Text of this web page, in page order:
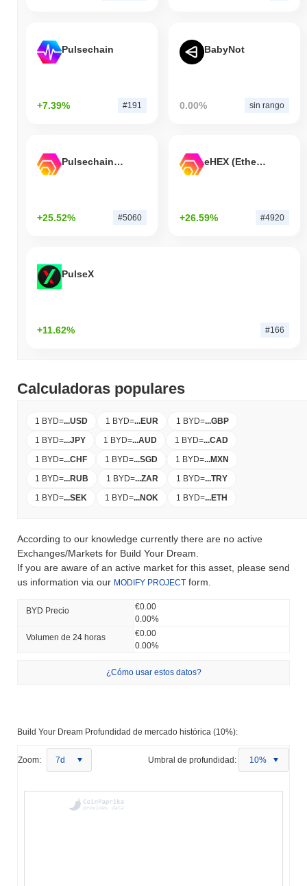
Pulsechain
+7.39% #191
BabyNot
0.00% sin rango
Pulsechain Bridged HEX (Pulsechain)
+25.52% #5060
eHEX (Ethereum)
+26.59% #4920
PulseX
+11.62% #166
Calculadoras populares
1 BYD=...USD 1 BYD=...EUR 1 BYD=...GBP
1 BYD=...JPY 1 BYD=...AUD 1 BYD=...CAD
1 BYD=...CHF 1 BYD=...SGD 1 BYD=...MXN
1 BYD=...RUB 1 BYD=...ZAR 1 BYD=...TRY
1 BYD=...SEK 1 BYD=...NOK 1 BYD=...ETH
According to our knowledge currently there are no active
Exchanges/Markets for Build Your Dream.
If you are aware of an active market for this asset, please send
us information via our MODIFY PROJECT form.
BYD Precio
€0.00
0.00%
Volumen de 24 horas
€0.00
0.00%
¿Cómo usar estos datos?
Build Your Dream Profundidad de mercado histórica (10%):
Zoom: 7d Umbral de profundidad: 10%